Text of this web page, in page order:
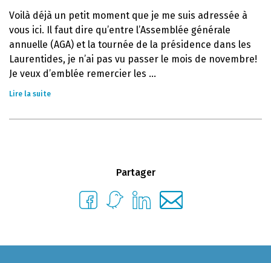
Voilà déjà un petit moment que je me suis adressée à
vous ici. Il faut dire qu’entre l’Assemblée générale
annuelle (AGA) et la tournée de la présidence dans les
Laurentides, je n’ai pas vu passer le mois de novembre!
Je veux d’emblée remercier les ...
Lire la suite
Partager